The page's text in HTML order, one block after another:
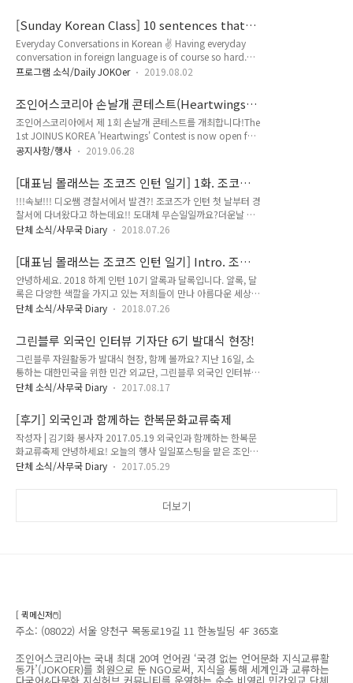
Republic of Korea government establishment.also, Don't
forget to register our Korean Class! ● Sunday class (at
our office)http://j.mp/jk-korean ● 1:1 class (any
time/place/any level preferred)http://..
[Sunday Korean Class] 10 sentences that
Koreans speak every day
Everyday Conversations in Korean ✌ Having everyday
conversation in foreign language is of course so hard.
But here, we can help you with that! How about joining
study? With native Korean teacher and foreign students
matched in similar level with you, you can improve your
Korean language skill more fluently! We have various
programs in our Sunday K..
프로그램 소식/Daily JOKOer 2019.08.02
조인어스코리아 손날개 콘테스트(Heartwings
Contest) - 가장 예쁜 손날개를 찾아라!
조인어스코리아에서 제 1회 손날개 콘테스트를 개최합니다!The
1st JOINUS KOREA 'Heartwings' Contest is now open for
everyone ! 가장 예쁜 손날개를 만들고, 공유해보세요. 깜짝 선
share through your SNS. Surprise present is waiting for
you. ① 참여 방법(How to Participate)개인 혹은 단체로 직접
만든 조코 손날개(Heart wings)를 @joinuskorea 태그 후 SNS
에 업로드하면 참여 완료! (**안내 포스터 참고, 아래의 해시태
그를 꼭 포함해주세요.) Upload your own Heart wings on
공지사항/행사 2019.06.28
[대표님 몰래쓰는 조코즈 인턴 일기] 1화. 조코즈,
경찰서에 가다!
!!!속보!!! 디오쌤 경찰서에서 발견?! 조코즈가 인턴 첫 날부터 경
찰서에 다녀왔다고 하는데요!! 도대체 무슨일일까요?더운날 여
러분에게 소소한 재미를 안겨드릴 조코즈 인턴일기! 1화부터 범
JOKOs go to the police station] !!!BREAKING NEWS!!!
the chairperson of Joinus Korea was found at the police
station!! It is said that Joko went to the police station on
the first day at work!! What's happening?We bring the
episode of Intern's Secret Di..
단체 소식/사무국 Diary 2018.07.26
[대표님 몰래쓰는 조코즈 인턴 일기] Intro. 조코
소개
안녕하세요. 2018 하계 인턴 10기 알록과 달록입니다. 알록, 달
록은 다양한 색깔을 가지고 있는 저희들이 만나 아름다운 세상을
만들자는 의미로 지었습니다. 앞으로 연재될 인턴일기를 소개합
요~ Hello. We are interns of JOINUS KOREA, Allok and
Dallok. Our name means 'colorful' in Korean and it
implies creating a wonderful world together. Intern's
Secret Diary is to be continued til August. "다국어&다문화
지식공유/교류 커뮤니티" 운영 IT NGOMULTILINGUAL
단체 소식/사무국 Diary 2018.07.26
그린블루 외국인 인터뷰 기자단 6기 발대식 현장!
그린블루 자원활동가 발대식 현장, 함께 볼까요? 지난 16일, 소
통하는 대한민국을 위한 민간 외교단, 그린블루 외국인 인터뷰
기자단 6기의 발대식 및 오리엔테이션이 진행되었습니다. 개인
그린블루 6기에 함께 하게 된 20명의 자원활동가 여러분, 축하
드립니다! ” 본격적으로 오리엔테이션을 시작하기에 앞서, 6개
월간 동고동락할 친구들의 소개를안 들어볼 수 없겠죠? 갑작스
러운 자기소개 시간에도 불구하고 한분 한분 개성 넘치는 답변을
들을 수 있어서 매우 즐거웠답니다. 다들 집중하고 있는 모습, 보
단체 소식/사무국 Diary 2017.08.17
[후기] 외국인과 함께하는 한복문화교류축제
작성자 | 김기화 봉사자 2017.05.19 외국인과 함께하는 한복문
화교류축제 안녕하세요! 오늘의 행사 일일포스팅을 맡은 조인어
스코리아의 조코랑입니다.조인어스코리아와 국제국악고 학생들
로 조코랑과 함께 떠나 보실까요? 어서어서 모여라♬ 행사가 곧
단체 소식/사무국 Diary 2017.05.29
더보기
[ 퀵메신저🖱️]
주소: (08022) 서울 양천구 목동로19길 11 한농빌딩 4F 365호
조인어스코리아는 국내 최대 20여 언어권 ‘국경 없는 언어문화 지식교류활
동가’(JOKOER)를 회원으로 둔 NGO로써, 지식을 통해 세계인과 교류하는